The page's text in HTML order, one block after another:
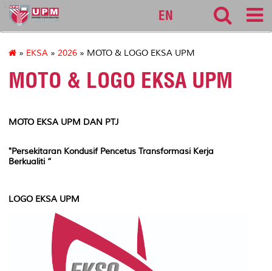
127
EN
» EKSA » 2026 » MOTO & LOGO EKSA UPM
MOTO & LOGO EKSA UPM
MOTO EKSA UPM DAN PTJ
"Persekitaran Kondusif Pencetus Transformasi Kerja
Berkualiti “
LOGO EKSA UPM